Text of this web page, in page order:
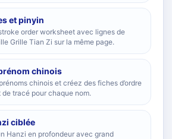
et pinyin
order worksheet avec lignes de
Grille Tian Zi sur la même page.
chinois
chinois et créez des fiches d’ordre
de tracé pour chaque nom.
ciblée
Hanzi en profondeur avec grand